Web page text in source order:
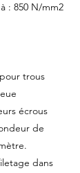
: 850 N/mm2
trous
écrous
de
dans